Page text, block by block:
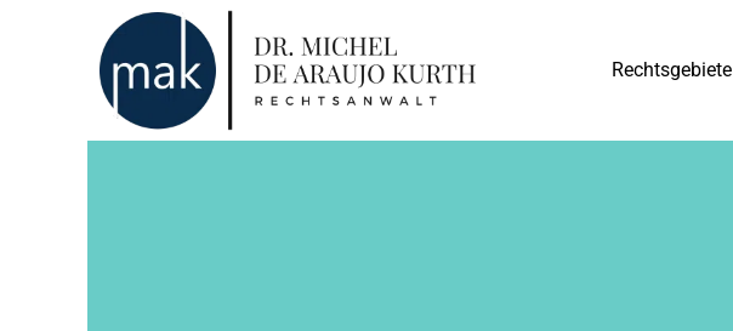
Rechtsgebiete